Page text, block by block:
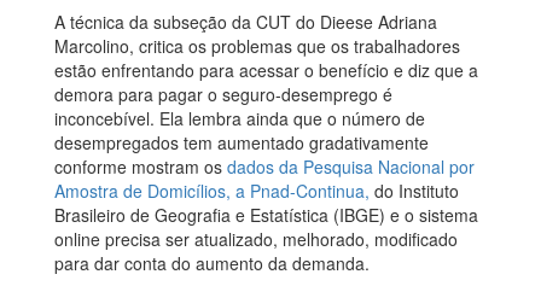
A técnica da subseção da CUT do Dieese Adriana
Marcolino, critica os problemas que os trabalhadores
estão enfrentando para acessar o benefício e diz que a
demora para pagar o seguro-desemprego é
inconcebível. Ela lembra ainda que o número de
desempregados tem aumentado gradativamente
conforme mostram os dados da Pesquisa Nacional por
Amostra de Domicílios, a Pnad-Continua, do Instituto
Brasileiro de Geografia e Estatística (IBGE) e o sistema
online precisa ser atualizado, melhorado, modificado
para dar conta do aumento da demanda.